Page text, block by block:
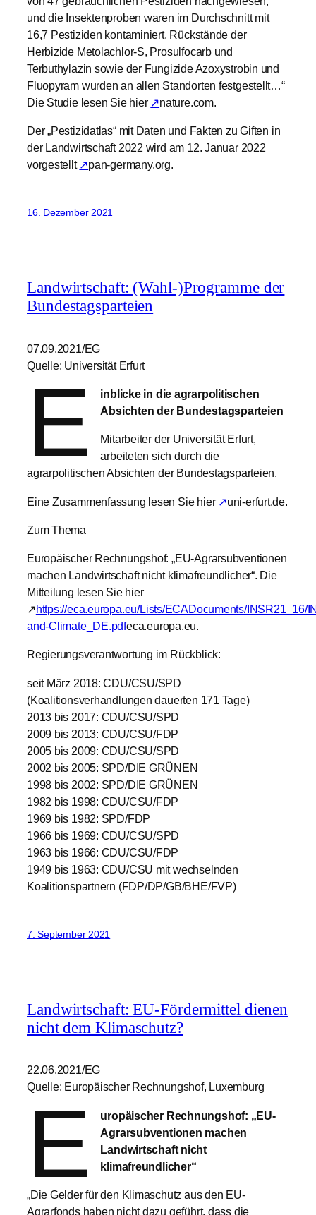
und die Insektenproben waren im Durchschnitt mit
16,7 Pestiziden kontaminiert. Rückstände der
Herbizide Metolachlor-S, Prosulfocarb und
Terbuthylazin sowie der Fungizide Azoxystrobin und
Fluopyram wurden an allen Standorten festgestellt…“
Die Studie lesen Sie hier ↗nature.com.
Der „Pestizidatlas“ mit Daten und Fakten zu Giften in
der Landwirtschaft 2022 wird am 12. Januar 2022
vorgestellt ↗pan-germany.org.
16. Dezember 2021
Landwirtschaft: (Wahl-)Programme der
Bundestagsparteien
07.09.2021/EG
Quelle: Universität Erfurt
E
inblicke in die agrarpolitischen
Absichten der Bundestagsparteien
Mitarbeiter der Universität Erfurt,
arbeiteten sich durch die
agrarpolitischen Absichten der Bundestagsparteien.
Eine Zusammenfassung lesen Sie hier ↗uni-erfurt.de.
Zum Thema
Europäischer Rechnungshof: „EU-Agrarsubventionen
machen Landwirtschaft nicht klimafreundlicher“. Die
Mitteilung lesen Sie hier
↗https://eca.europa.eu/Lists/ECADocuments/INSR21_16/
and-Climate_DE.pdfeca.europa.eu.
Regierungsverantwortung im Rückblick:
seit März 2018: CDU/CSU/SPD
(Koalitionsverhandlungen dauerten 171 Tage)
2013 bis 2017: CDU/CSU/SPD
2009 bis 2013: CDU/CSU/FDP
2005 bis 2009: CDU/CSU/SPD
2002 bis 2005: SPD/DIE GRÜNEN
1998 bis 2002: SPD/DIE GRÜNEN
1982 bis 1998: CDU/CSU/FDP
1969 bis 1982: SPD/FDP
1966 bis 1969: CDU/CSU/SPD
1963 bis 1966: CDU/CSU/FDP
1949 bis 1963: CDU/CSU mit wechselnden
Koalitionspartnern (FDP/DP/GB/BHE/FVP)
7. September 2021
Landwirtschaft: EU-Fördermittel dienen
nicht dem Klimaschutz?
22.06.2021/EG
Quelle: Europäischer Rechnungshof, Luxemburg
E
uropäischer Rechnungshof: „EU-
Agrarsubventionen machen
Landwirtschaft nicht
klimafreundlicher“
„Die Gelder für den Klimaschutz aus den EU-
Agrarfonds haben nicht dazu geführt, dass die